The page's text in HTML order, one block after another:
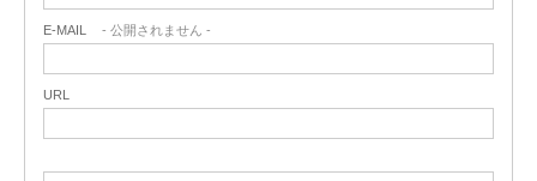
E-MAIL - 公開されません -
URL